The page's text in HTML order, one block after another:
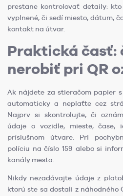
prestane kontrolovať detaily:
vyplnené, či sedí miesto, dátum,
kontakt na útvar.
Praktická časť:
nerobiť pri QR
Ak nájdete za stieračom papier
automaticky a neplaťte cez
Najprv si skontrolujte, či
údaje o vozidle, mieste, čase,
príslušnom útvare. Pri
políciu na číslo 159 alebo si
kanály mesta.
Nikdy nezadávajte údaje z
ktorú ste sa dostali z náhodného